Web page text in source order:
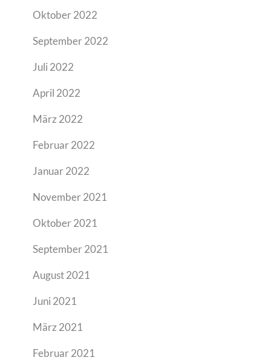
Oktober 2022
September 2022
Juli 2022
April 2022
März 2022
Februar 2022
Januar 2022
November 2021
Oktober 2021
September 2021
August 2021
Juni 2021
März 2021
Februar 2021